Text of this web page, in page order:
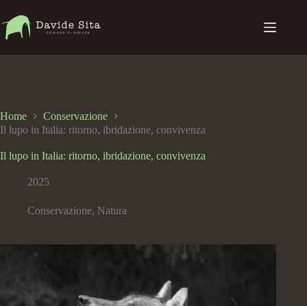
Home
Conservazione
Il lupo in Italia: ritorno, ibridazione, convivenza
Il lupo in Italia: ritorno, ibridazione, convivenza
2025
Conservazione, Natura